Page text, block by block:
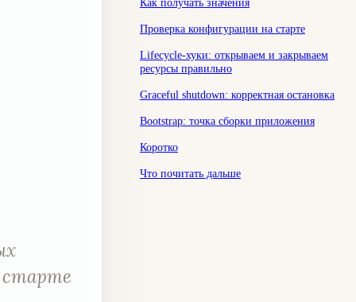
старте
Проверка конфигурации на старте
Lifecycle-хуки: открываем и закрываем
ресурсы правильно
Graceful shutdown: корректная остановка
Bootstrap: точка сборки приложения
Коротко
Что почитать дальше